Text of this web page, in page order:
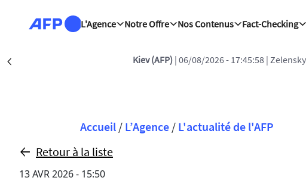
L'Agence
Notre Offre Nos Contenus Fact-Checking
Bratislava (AFP)| 06/08/2026 -
Fil d'Ariane
Accueil / L’Agence / L'actualité de l'AFP
Retour à la liste
13 AVR 2026 - 15:50